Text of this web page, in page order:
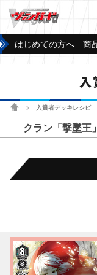
はじめての方へ 商
入
ホーム 入賞者デッキレシピ
クラン「撃墜王